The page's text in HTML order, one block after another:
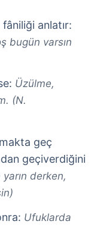
anlatır:
bugün varsın
Üzülme,
(N.
geç
geçiverdiğini
derken,
Ufuklarda